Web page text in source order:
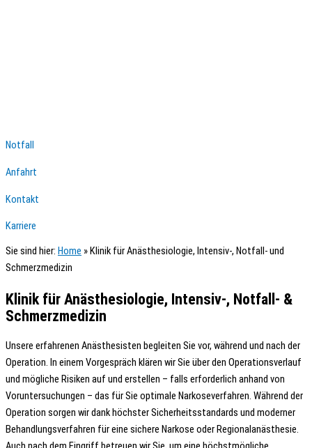
Notfall
Anfahrt
Kontakt
Karriere
Sie sind hier: Home »Klinik für Anästhesiologie, Intensiv-, Notfall- und
Schmerzmedizin
Klinik für Anästhesiologie, Intensiv-, Notfall- &
Schmerzmedizin
Unsere erfahrenen Anästhesisten begleiten Sie vor, während und nach der
Operation. In einem Vorgespräch klären wir Sie über den Operationsverlauf
und mögliche Risiken auf und erstellen – falls erforderlich anhand von
Voruntersuchungen – das für Sie optimale Narkoseverfahren. Während der
Operation sorgen wir dank höchster Sicherheitsstandards und moderner
Behandlungsverfahren für eine sichere Narkose oder Regionalanästhesie.